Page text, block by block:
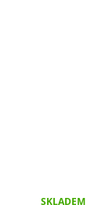
SKLADEM